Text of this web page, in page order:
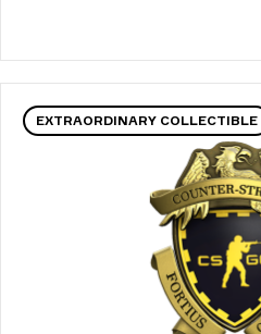
EXTRAORDINARY COLLECTIBLE